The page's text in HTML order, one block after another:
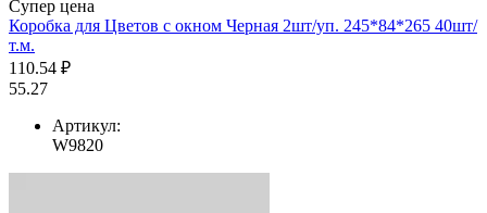
Супер цена
Коробка для Цветов с окном Черная 2шт/уп. 245*84*265 40шт/
т.м.
110.54 ₽
55.27
Артикул:
W9820